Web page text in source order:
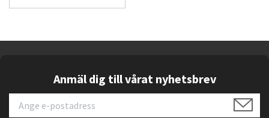
Anmäl dig till vårat nyhetsbrev